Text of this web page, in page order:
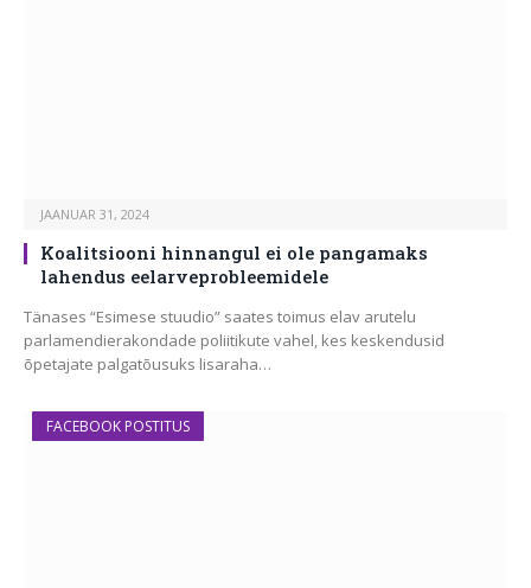
JAANUAR 31, 2024
Koalitsiooni hinnangul ei ole pangamaks
lahendus eelarveprobleemidele
Tänases “Esimese stuudio” saates toimus elav arutelu
parlamendierakondade poliitikute vahel, kes keskendusid
õpetajate palgatõusuks lisaraha…
FACEBOOK POSTITUS